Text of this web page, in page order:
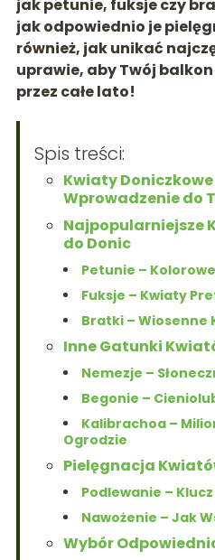
jak petunie, fuksje czy
jak odpowiednio je
również, jak unikać
uprawie, aby Twój
przez całe lato!
Spis treści:
Kwiaty
Wprowadzenie do
Najpopularniejsze
do Donic
Petunie –
Fuksje – Kwiaty
Bratki – Wiosenne
Inne Gatunki
Nemezje –
Begonie –
Kalibrachoa –
Ogrodzie
Pielęgnacja
Podlewanie –
Nawożenie – Jak
Wybór